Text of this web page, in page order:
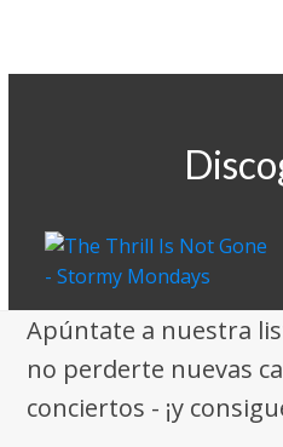
Apúntate a nuestra
no perderte nuevas
conciertos - ¡y